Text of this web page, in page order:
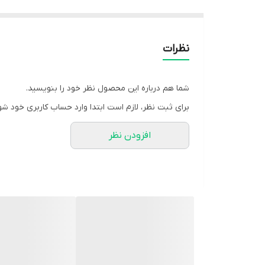
نظرات
شما هم درباره این محصول نظر خود را بنویسید.
برای ثبت نظر، لازم است ابتدا وارد حساب کاربری خود
افزودن نظر